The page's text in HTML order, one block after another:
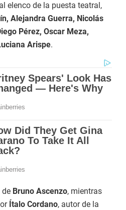
elenco de la puesta teatral,
Alejandra Guerra, Nicolás
Pérez, Oscar Meza,
Arispe.
de Bruno Ascenzo, mientras
Ítalo Cordano, autor de la